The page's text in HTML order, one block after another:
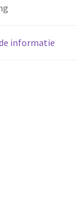
informatie